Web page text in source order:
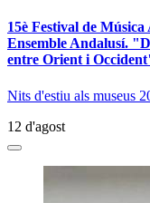
15è Festival de
Ensemble Andalusí.
entre Orient i
Nits d'estiu als museus
12 d'agost